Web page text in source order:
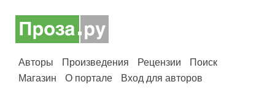
Авторы Произведения Рецензии
Поиск
Магазин
О портале Вход для авторов